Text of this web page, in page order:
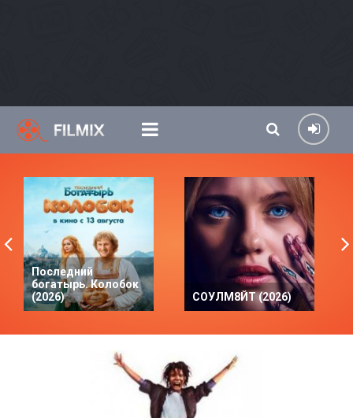
Последний
богатырь. Колобок
(2026)
СОУЛМ8ЙТ (2026)